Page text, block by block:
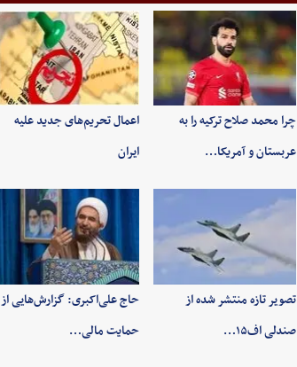
چرا محمد صلاح ترکیه را به
عربستان و آمریکا…
اعمال تحریم‌های جدید علیه
ایران
تصویر تازه منتشر شده از
صندلی اف۱۵…
حاج علی‌اکبری: گزارش‌هایی از
حمایت مالی…